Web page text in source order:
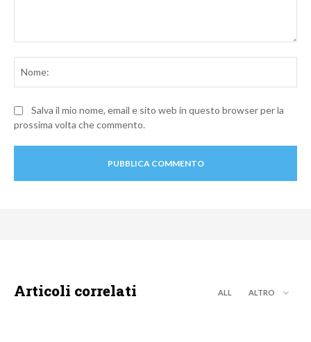
Salva il mio nome, email e sito web in questo browser per la
prossima volta che commento.
Articoli correlati ALL ALTRO